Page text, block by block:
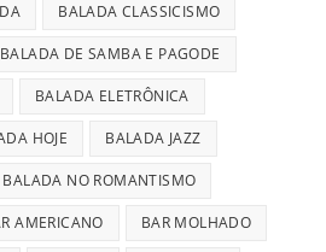
BALADA CLASSICISMO
BALADA DE SAMBA E PAGODE
BALADA ELETRÔNICA
HOJE BALADA JAZZ
BALADA NO ROMANTISMO
AMERICANO BAR MOLHADO